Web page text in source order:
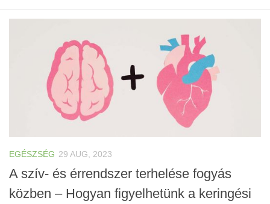
EGÉSZSÉG 29 AUG, 2023
A szív- és érrendszer terhelése fogyás
közben – Hogyan figyelhetünk a keringési